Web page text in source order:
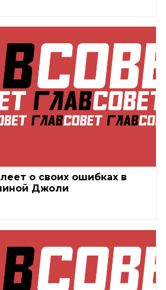
о своих ошибках в
Джоли